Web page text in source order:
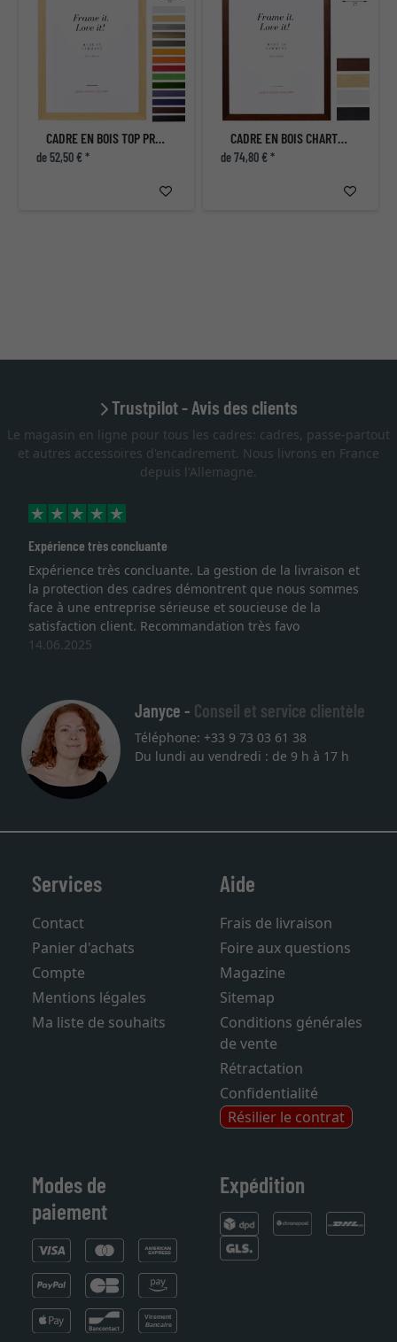
CADRE EN BOIS TOP PRO SUR MESURE
de 52,50 € *
CADRE EN BOIS CHARTRES
de 74,80 € *
Trustpilot - Avis des clients
Le magasin en ligne pour tous les cadres: cadres, passe-partout
et autres accessoires d'encadrement. Nous livrons en France
depuis l'Allemagne.
Expérience très concluante
Expérience très concluante. La gestion de la livraison et
la protection des cadres démontrent que nous sommes
face à une entreprise sérieuse et soucieuse de la
satisfaction client. Recommandation très favo
14.06.2025
Janyce - Conseil et service clientèle
Téléphone: +33 9 73 03 61 38
Services
Contact
Panier d'achats
Compte
Mentions légales
Aide
Frais de livraison
Foire aux questions
Magazine
Sitemap
Conditions générales
de vente
Rétractation
Confidentialité
Résilier le contrat
Modes de
paiement
Expédition